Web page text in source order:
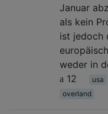
Januar
als kein
ist jedoch
weder in
12
usa
overland